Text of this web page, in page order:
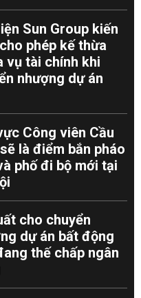
Sun Group kiến
phép kế thừa
vụ tài chính khi
nhượng dự án
Công viên Cầu
là điểm bắn pháo
phố đi bộ mới tại
cho chuyển
dự án bất động
thế chấp ngân